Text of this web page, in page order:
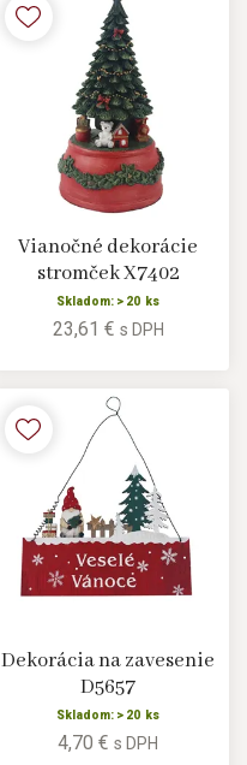
Vianočné dekorácie
stromček X7402
Skladom: > 20 ks
23,61 € s DPH
Dekorácia na zavesenie
D5657
Skladom: > 20 ks
4,70 €s DPH